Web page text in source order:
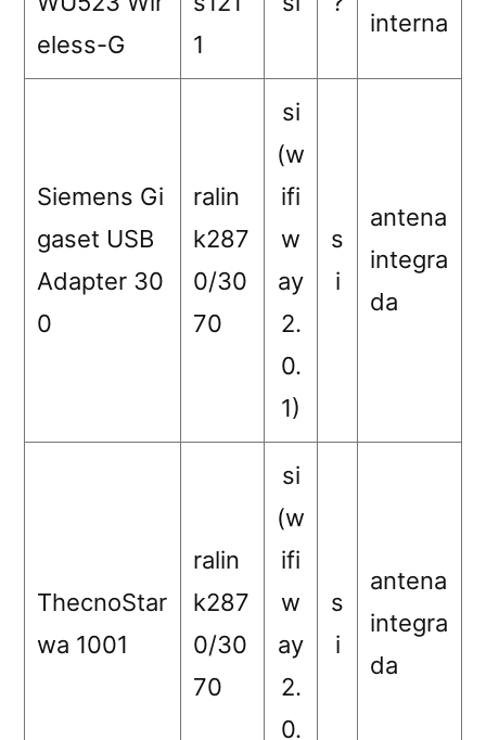
eless-G
1
interna
Siemens Gi
gaset USB
Adapter 30
0
ralin
k287
0/30
70
si
(w
ifi
w
ay
2.
0.
1)
s
i
antena
integra
da
ThecnoStar
wa 1001
ralin
k287
0/30
70
si
(w
ifi
w
ay
2.
0.
s
i
antena
integra
da